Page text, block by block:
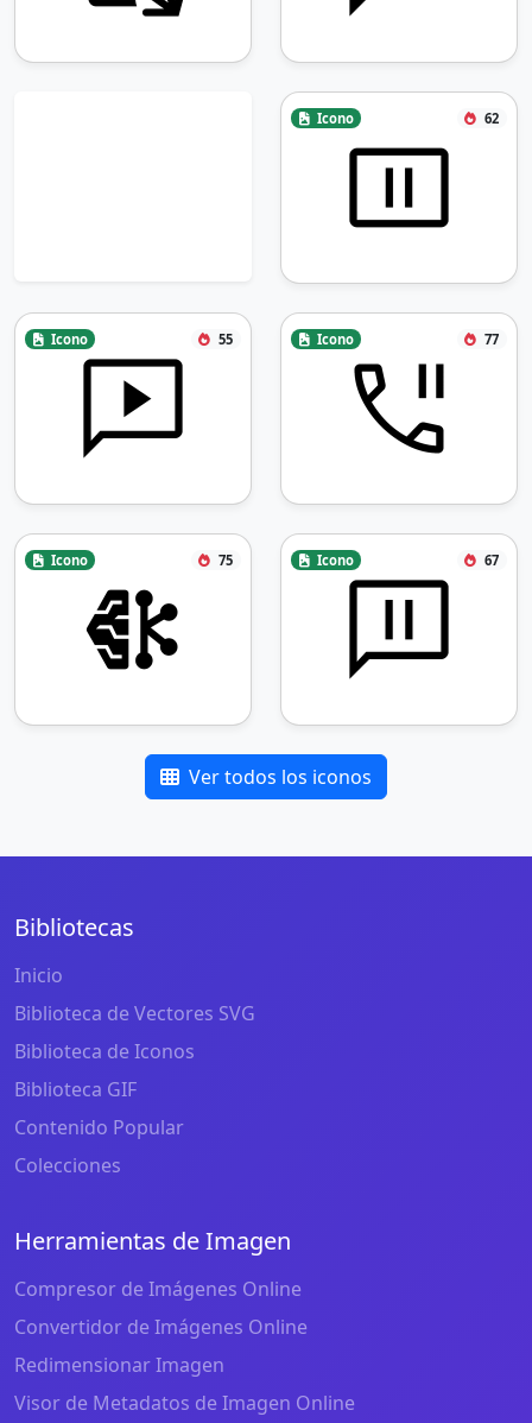
Icono 62
Icono 55 Icono 77
Icono 75 Icono 67
Ver todos los iconos
Bibliotecas
Inicio
Biblioteca de Vectores SVG
Biblioteca de Iconos
Biblioteca GIF
Contenido Popular
Colecciones
Herramientas de Imagen
Compresor de Imágenes Online
Convertidor de Imágenes Online
Redimensionar Imagen
Visor de Metadatos de Imagen Online